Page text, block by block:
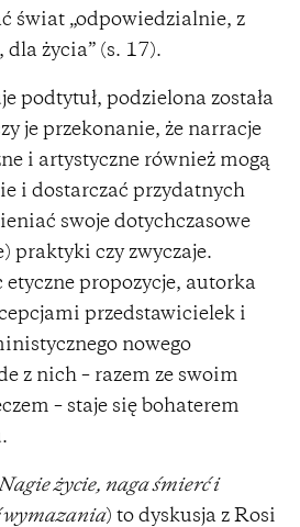
świat „odpowiedzialnie, z
dla życia” (s. 17).
podtytuł, podzielona została
je przekonanie, że narracje
i artystyczne również mogą
i dostarczać przydatnych
swoje dotychczasowe
praktyki czy zwyczaje.
etyczne propozycje, autorka
przedstawicielek i
nowego
z nich – razem ze swoim
– staje się bohaterem
życie, naga śmierć i
wymazania) to dyskusja z Rosi